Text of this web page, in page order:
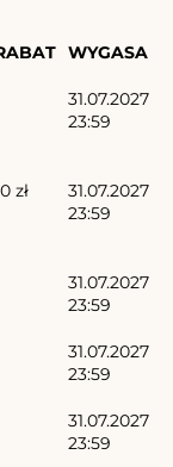
WYGASA
31.07.2027
23:59
zł
31.07.2027
23:59
31.07.2027
23:59
31.07.2027
23:59
31.07.2027
23:59